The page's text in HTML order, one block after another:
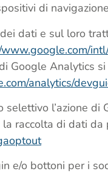
di
dati e sul loro
Google Analytics
analytics/
selettivo l’azione
raccolta di dati
e/o bottoni per i